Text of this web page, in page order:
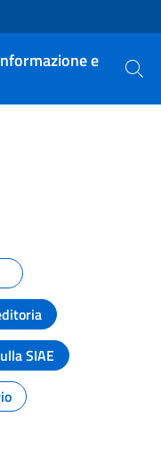
e
Cerca
pagina
SIAE